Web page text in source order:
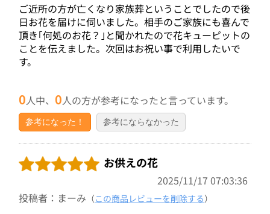
ご近所の方が亡くなり家族葬ということでしたので後
日お花を届けに伺いました。相手のご家族にも喜んで
頂き｢何処のお花？｣と聞かれたので花キューピットの
ことを伝えました。次回はお祝い事で利用したいで
す。
0人中、0人の方が参考になったと言っています。
参考になった！ 参考にならなかった
お供えの花
2025/11/17 07:03:36
投稿者：まーみ （この商品レビューを削除する）